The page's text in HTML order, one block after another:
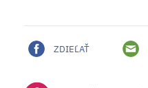
ZDIEĽAŤ